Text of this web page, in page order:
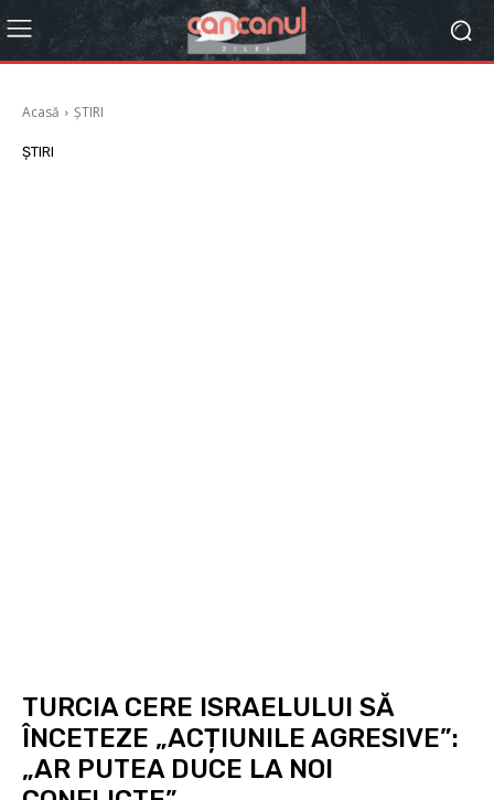
Acasă ȘTIRI
ȘTIRI
TURCIA CERE ISRAELULUI SĂ
ÎNCETEZE „ACȚIUNILE AGRESIVE”:
„AR PUTEA DUCE LA NOI